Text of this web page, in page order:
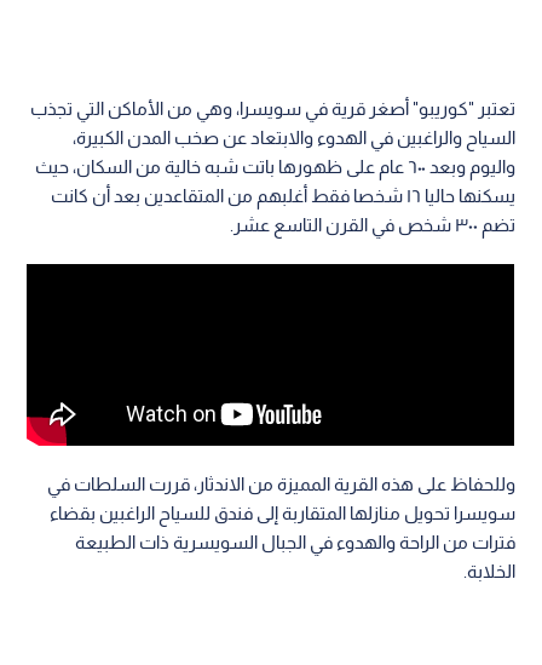
تعتبر "كوريبو" أصغر قرية في سويسرا، وهي من الأماكن التي تجذب
السياح والراغبين في الهدوء والابتعاد عن صخب المدن الكبيرة،
واليوم وبعد ٦٠٠ عام على ظهورها باتت شبه خالية من السكان، حيث
يسكنها حاليا ١٦ شخصا فقط أغلبهم من المتقاعدين بعد أن كانت
تضم ٣٠٠ شخص في القرن التاسع عشر.
وللحفاظ على هذه القرية المميزة من الاندثار، قررت السلطات في
سويسرا تحويل منازلها المتقاربة إلى فندق للسياح الراغبين بقضاء
فترات من الراحة والهدوء في الجبال السويسرية ذات الطبيعة
الخلابة.